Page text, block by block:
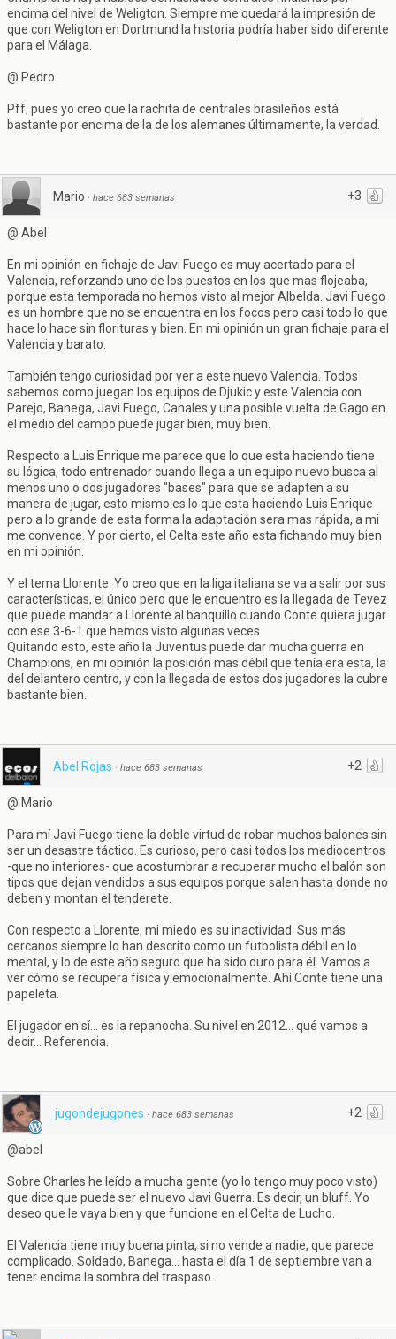
encima del nivel de Weligton. Siempre me quedará la impresión de
que con Weligton en Dortmund la historia podría haber sido diferente
para el Málaga.
@ Pedro
Pff, pues yo creo que la rachita de centrales brasileños está
bastante por encima de la de los alemanes últimamente, la verdad.
+3
Mario · hace 683 semanas
@ Abel
En mi opinión en fichaje de Javi Fuego es muy acertado para el
Valencia, reforzando uno de los puestos en los que mas flojeaba,
porque esta temporada no hemos visto al mejor Albelda. Javi Fuego
es un hombre que no se encuentra en los focos pero casi todo lo que
hace lo hace sin florituras y bien. En mi opinión un gran fichaje para el
Valencia y barato.
También tengo curiosidad por ver a este nuevo Valencia. Todos
sabemos como juegan los equipos de Djukic y este Valencia con
Parejo, Banega, Javi Fuego, Canales y una posible vuelta de Gago en
el medio del campo puede jugar bien, muy bien.
Respecto a Luis Enrique me parece que lo que esta haciendo tiene
su lógica, todo entrenador cuando llega a un equipo nuevo busca al
menos uno o dos jugadores "bases" para que se adapten a su
manera de jugar, esto mismo es lo que esta haciendo Luis Enrique
pero a lo grande de esta forma la adaptación sera mas rápida, a mi
me convence. Y por cierto, el Celta este año esta fichando muy bien
en mi opinión.
Y el tema Llorente. Yo creo que en la liga italiana se va a salir por sus
características, el único pero que le encuentro es la llegada de Tevez
que puede mandar a Llorente al banquillo cuando Conte quiera jugar
con ese 3-6-1 que hemos visto algunas veces.
Quitando esto, este año la Juventus puede dar mucha guerra en
Champions, en mi opinión la posición mas débil que tenía era esta, la
del delantero centro, y con la llegada de estos dos jugadores la cubre
bastante bien.
+2
Abel Rojas · hace 683 semanas
@ Mario
Para mí Javi Fuego tiene la doble virtud de robar muchos balones sin
ser un desastre táctico. Es curioso, pero casi todos los mediocentros
-que no interiores- que acostumbrar a recuperar mucho el balón son
tipos que dejan vendidos a sus equipos porque salen hasta donde no
deben y montan el tenderete.
Con respecto a Llorente, mi miedo es su inactividad. Sus más
cercanos siempre lo han descrito como un futbolista débil en lo
mental, y lo de este año seguro que ha sido duro para él. Vamos a
ver cómo se recupera física y emocionalmente. Ahí Conte tiene una
papeleta.
El jugador en sí... es la repanocha. Su nivel en 2012... qué vamos a
decir... Referencia.
+2
jugondejugones · hace 683 semanas
@abel
Sobre Charles he leído a mucha gente (yo lo tengo muy poco visto)
que dice que puede ser el nuevo Javi Guerra. Es decir, un bluff. Yo
deseo que le vaya bien y que funcione en el Celta de Lucho.
El Valencia tiene muy buena pinta, si no vende a nadie, que parece
complicado. Soldado, Banega... hasta el día 1 de septiembre van a
tener encima la sombra del traspaso.